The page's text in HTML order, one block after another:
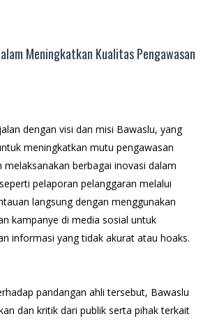
Meningkatkan Kualitas Pengawasan
dengan visi dan misi Bawaslu, yang
meningkatkan mutu pengawasan
melaksanakan berbagai inovasi dalam
pelaporan pelanggaran melalui
langsung dengan menggunakan
kampanye di media sosial untuk
informasi yang tidak akurat atau hoaks.
pandangan ahli tersebut, Bawaslu
dan kritik dari publik serta pihak terkait